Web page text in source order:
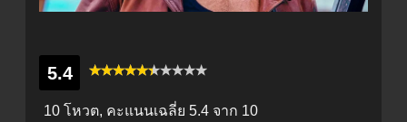
5.4
10 โหวต, คะแนนเฉลี่ย 5.4 จาก 10